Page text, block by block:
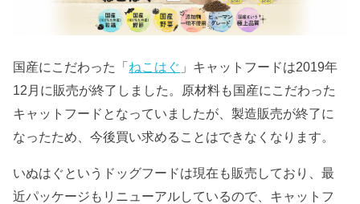
国産にこだわった「ねこはぐ 」キャットフードは2019年
12月に販売が終了しました。原材料も国産にこだわった
キャットフードとなっていましたが、製造販売が終了に
なったため、今後買い求めることはできなくなります。
いぬはぐというドッグフードは現在も販売しており、最
近パッケージもリニューアルしているので、キャットフ